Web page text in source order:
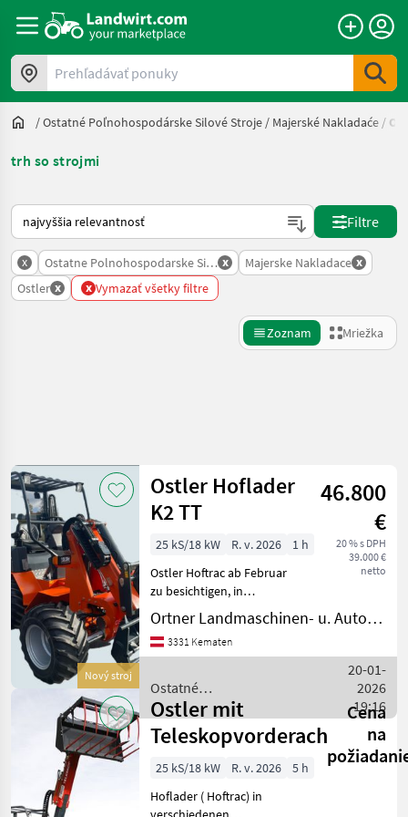
Prehľadávať ponuky
/Ostatné Poľnohospodárske Silové Stroje / Majerské Nakladaće /
trh so strojmi
Takto sa vykonáva triedenie na Landwirt.com
Filtre
x Ostatne Polnohospodarske Silove Stroje
x Majerske Nakladace x
Ostler x x Vymazať všetky filtre
Zoznam Mriežka
Kategória 4 Krajina Filtre
AKTUÁLNA
CESTA
poľnohospodárska
technika
Ostatne
Polnohospodarske
Silove Stroje
Majerske
Nakladace
Ostler
VYBRAŤ
KATEGÓRIU
Ostler
Resetovať
Zobraziť 4
výsledkov
Nový stroj
Ostler Hoflader
K2 TT
46.800
€
20 % s DPH
39.000 €
netto
25 kS/18 kW R. v. 2026
1 h
Ostler Hoftrac ab Februar
zu besichtigen, in
Spezialausführung, mit
Heckhydraulik ( Hub-Druck
+ 1x Dw Hydraulikanschl.,
mehr Standsicherhe
Ortner Landmaschinen- u. Autohandel
3331 Kematen
Ostatné
poľnohospodárske silové
stroje / Ostler
20-01-
2026
19:16
Ostler mit
Teleskopvorderachse
Cena
na
25 kS/18 kW R. v. 2026
5 h
Hoflader ( Hoftrac) in